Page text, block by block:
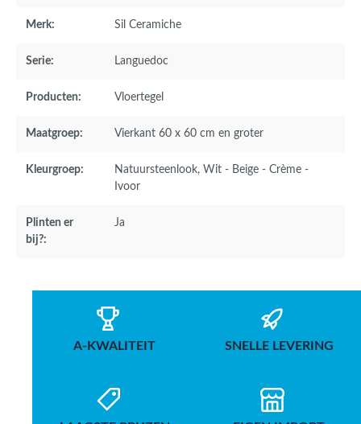
Merk: Sil Ceramiche
Serie: Languedoc
Producten: Vloertegel
Maatgroep: Vierkant 60 x 60 cm en groter
Kleurgroep: Natuursteenlook, Wit - Beige - Crème -
Ivoor
Plinten er
bij?:
Ja
A-KWALITEIT SNELLE LEVERING